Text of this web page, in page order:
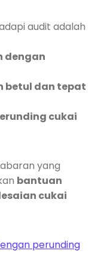
audit adalah
dengan
betul dan tepat
cukai
yang
bantuan
cukai
perunding